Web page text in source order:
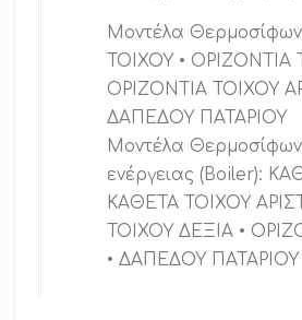
Μοντέλα
ΤΟΙΧΟΥ • ΟΡΙΖΟΝΤΙΑ
ΟΡΙΖΟΝΤΙΑ ΤΟΙΧΟΥ
ΔΑΠΕΔΟΥ ΠΑΤΑΡΙΟΥ
Μοντέλα
ενέργειας (Boiler):
ΚΑΘΕΤΑ ΤΟΙΧΟΥ
ΤΟΙΧΟΥ ΔΕΞΙΑ •
• ΔΑΠΕΔΟΥ ΠΑΤΑΡΙΟΥ